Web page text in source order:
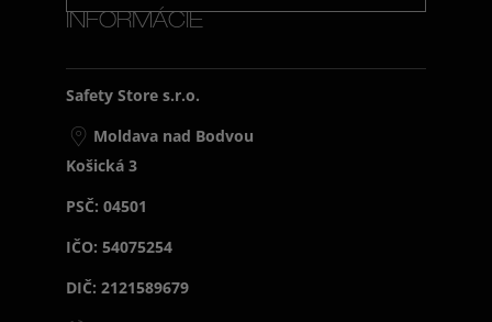
INFORMÁCIE
Safety Store s.r.o.
Moldava nad Bodvou
Košická 3
PSČ: 04501
IČO: 54075254
DIČ: 2121589679